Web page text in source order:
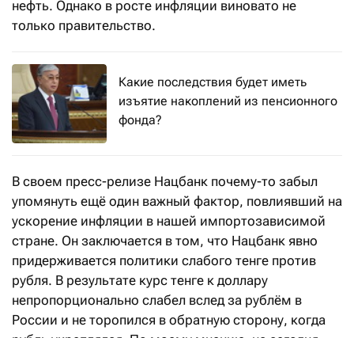
нефть. Однако в росте инфляции виновато не
только правительство.
Какие последствия будет иметь
изъятие накоплений из пенсионного
фонда?
В своем пресс-релизе Нацбанк почему-то забыл
упомянуть ещё один важный фактор, повлиявший на
ускорение инфляции в нашей импортозависимой
стране. Он заключается в том, что Нацбанк явно
придерживается политики слабого тенге против
рубля. В результате курс тенге к доллару
непропорционально слабел вслед за рублём в
России и не торопился в обратную сторону, когда